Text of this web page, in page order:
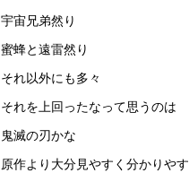
宇宙兄弟然り
蜜蜂と遠雷然り
それ以外にも多々
それを上回ったなって思うのは
鬼滅の刃かな
原作より大分見やすく分かりや